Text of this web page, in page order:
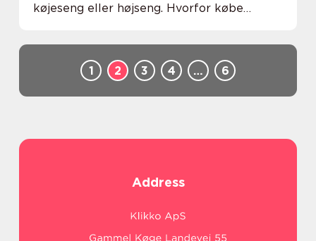
køjeseng eller højseng. Hvorfor købe
1
2 3 4 … 6
Address